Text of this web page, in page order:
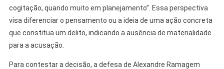
cogitação, quando muito em planejamento”. Essa perspectiva
visa diferenciar o pensamento ou a ideia de uma ação concreta
que constitua um delito, indicando a ausência de materialidade
para a acusação.
Para contestar a decisão, a defesa de Alexandre Ramagem